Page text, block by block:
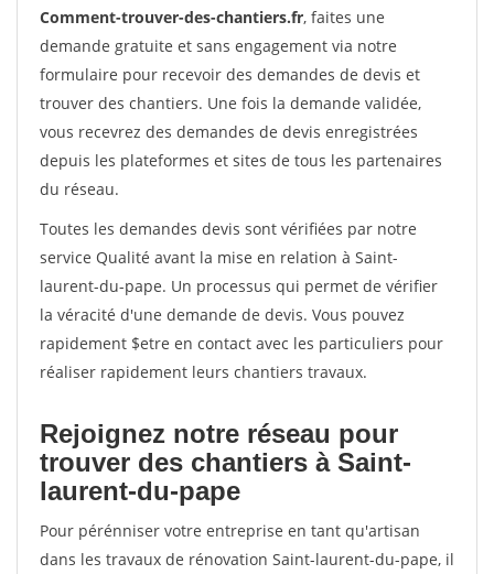
Comment-trouver-des-chantiers.fr, faites une
demande gratuite et sans engagement via notre
formulaire pour recevoir des demandes de devis et
trouver des chantiers. Une fois la demande validée,
vous recevrez des demandes de devis enregistrées
depuis les plateformes et sites de tous les partenaires
du réseau.
Toutes les demandes devis sont vérifiées par notre
service Qualité avant la mise en relation à Saint-
laurent-du-pape. Un processus qui permet de vérifier
la véracité d'une demande de devis. Vous pouvez
rapidement $etre en contact avec les particuliers pour
réaliser rapidement leurs chantiers travaux.
Rejoignez notre réseau pour
trouver des chantiers à Saint-
laurent-du-pape
Pour pérénniser votre entreprise en tant qu'artisan
dans les travaux de rénovation Saint-laurent-du-pape, il